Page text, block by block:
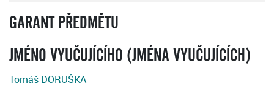
GARANT PŘEDMĚTU
JMÉNO VYUČUJÍCÍHO (JMÉNA VYUČUJÍCÍCH)
Tomáš DORUŠKA